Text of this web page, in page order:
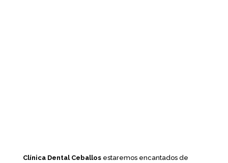
Clínica Dental Ceballosestaremos encantados de